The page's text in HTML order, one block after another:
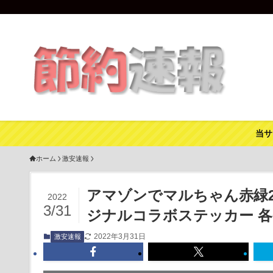
当
ホーム 激安速報
アマゾンでマルちゃん赤
ジナルコラボステッカー
2022
3/31
激安速報 2022年3月31日